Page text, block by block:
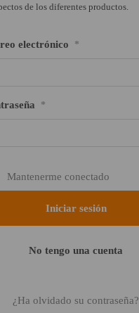
de los diferentes productos.
electrónico *
*
Mantenerme conectado
No tengo una cuenta
¿Ha olvidado su contraseña?